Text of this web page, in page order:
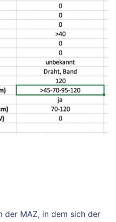
der MAZ, in dem sich der